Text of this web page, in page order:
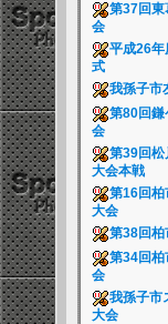
第37回東
会
平成26年
式
我孫子市
第80回鎌
会
第39回松
大会本戦
第16回柏
大会
第38回柏
第34回柏
会
我孫子市
大会